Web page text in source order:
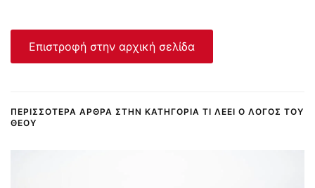
Επιστροφή στην αρχική σελίδα
ΠΕΡΙΣΣΌΤΕΡΑ ΆΡΘΡΑ ΣΤΗΝ ΚΑΤΗΓΟΡΊΑ ΤΙ ΛΈΕΙ Ο ΛΌΓΟΣ ΤΟΥ
ΘΕΟΎ